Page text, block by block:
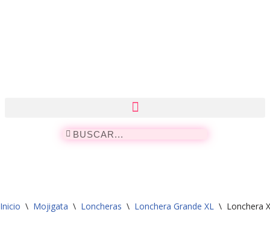
Inicio \ Mojigata \ Loncheras \ Lonchera Grande XL \ Lonchera